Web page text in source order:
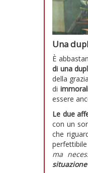
Una
È
di una
della
di
essere
Le due
con un
che
ma